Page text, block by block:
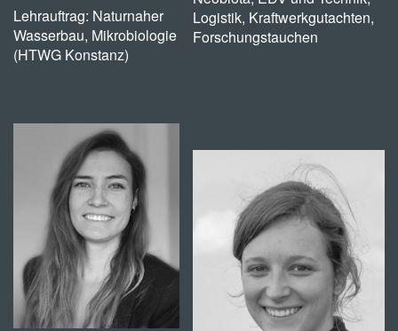
Lehrauftrag: Naturnaher
Wasserbau, Mikrobiologie
(HTWG Konstanz)
Logistik, Kraftwerkgutachten,
Forschungstauchen